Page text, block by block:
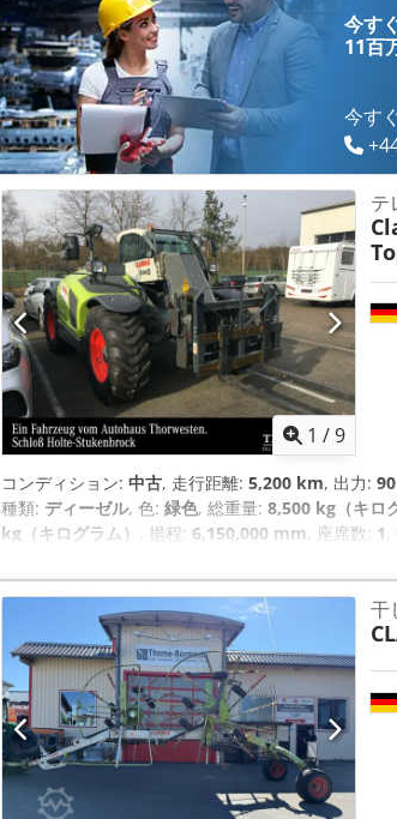
今す
11百
今す
1 /9
テ
コンディション: 中古, 走行距離: 5,200 km, 出力:
種類: ディーゼル, 色: 緑色, 総重量: 8,500 kg（キロ
kg（キログラム） , 揚程: 6,150,000 mm, 座席数: 1,
干